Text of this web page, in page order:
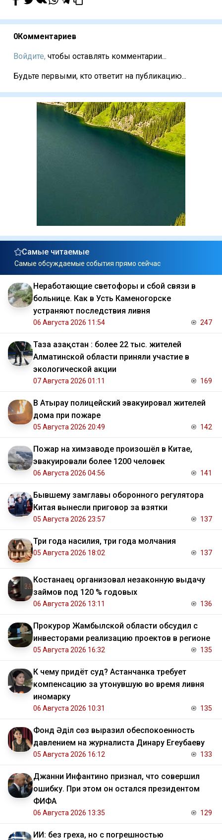
0Комментариев
Войдите, чтобы оставлять комментарии...
Будьте первыми, кто ответит на публикацию...
Самые читаемые
Самые обсуждаемые события прямо сейчас
Неработающие светофоры и сбой связи в
больнице. Как в Усть Каменогорске
устраняют последствия ливня
06 Августа 2026 11:54 247
Таза Қазақстан : более 22 тыс. жителей
Алматинской области приняли участие в
экологической акции
07 Августа 2026 01:11 169
В Атырау полицейский эвакуировал жителей
дома при пожаре
05 Августа 2026 20:49 142
Пожар на химзаводе произошёл в Китае,
эвакуировали более 1200 человек
06 Августа 2026 04:56 141
Бывшему замглавы оборонного регулятора
Китая вынесли приговор за взятки
05 Августа 2026 23:57 137
Три года насилия, три года молчания
05 Августа 2026 18:02 137
Костанаец организовал незаконную выдачу
займов под 120 % годовых
06 Августа 2026 13:11 136
Прокурор Жамбылской области обсудил с
инвесторами реализацию проектов в регионе
05 Августа 2026 16:32 135
К чему придёт суд? Астанчанка требует
компенсацию за утонувшую во время ливня
иномарку
06 Августа 2026 10:31 135
Фонд Әділ сөз выразил обеспокоенность
давлением на журналиста Динару Егеубаеву
05 Августа 2026 16:12 133
Джанни Инфантино признал, что совершил
ошибку. При этом он остался президентом
ФИФА
06 Августа 2026 13:35 129
ИИ: без греха, но с погрешностью